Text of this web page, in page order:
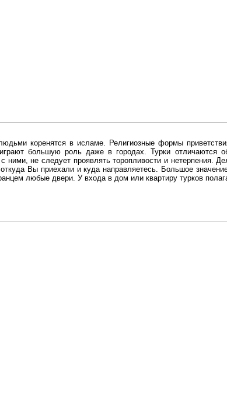
коренятся в исламе. Религиозные формы
большую роль даже в городах. Турки отличаются
не следует проявлять торопливости и нетерпения.
Вы приехали и куда направляетесь. Большое значение
любые двери. У входа в дом или квартиру турков